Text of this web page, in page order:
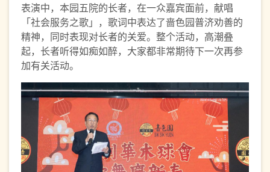
表演中，本园五院的长者，在一众嘉宾面前，献唱
「社会服务之歌」，歌词中表达了啬色园普济劝善的
精神，同时表现对长者的关爱。整个活动，高潮叠
起，长者听得如痴如醉，大家都非常期待下一次再参
加有关活动。